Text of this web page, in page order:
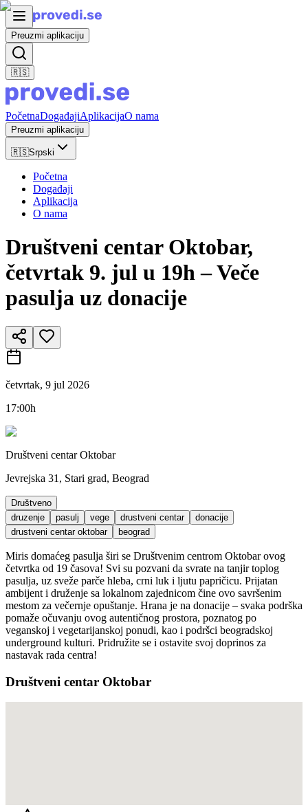
Preuzmi aplikaciju
🇷🇸
PočetnaDogađajiAplikacijaO nama
Preuzmi aplikaciju
🇷🇸Srpski
Početna
Događaji
Aplikacija
O nama
Društveni centar Oktobar,
četvrtak 9. jul u 19h – Veče
pasulja uz donacije
četvrtak, 9 jul 2026
17:00h
Društveni centar Oktobar
Jevrejska 31, Stari grad, Beograd
Društveno
druzenje
pasulj vege drustveni centar
donacije
drustveni centar oktobar
beograd
Miris domaćeg pasulja širi se Društvenim centrom Oktobar ovog
četvrtka od 19 časova! Svi su pozvani da svrate na tanjir toplog
pasulja, uz sveže parče hleba, crni luk i ljutu papričicu. Prijatan
ambijent i druženje sa lokalnom zajednicom čine ovo savršenim
mestom za večernje opuštanje. Hrana je na donacije – svaka podrška
pomaže očuvanju ovog autentičnog prostora, poznatog po
veganskoj i vegetarijanskoj ponudi, kao i podršci beogradskoj
underground kulturi. Pridružite se i ostavite svoj doprinos za
nastavak rada centra!
Društveni centar Oktobar